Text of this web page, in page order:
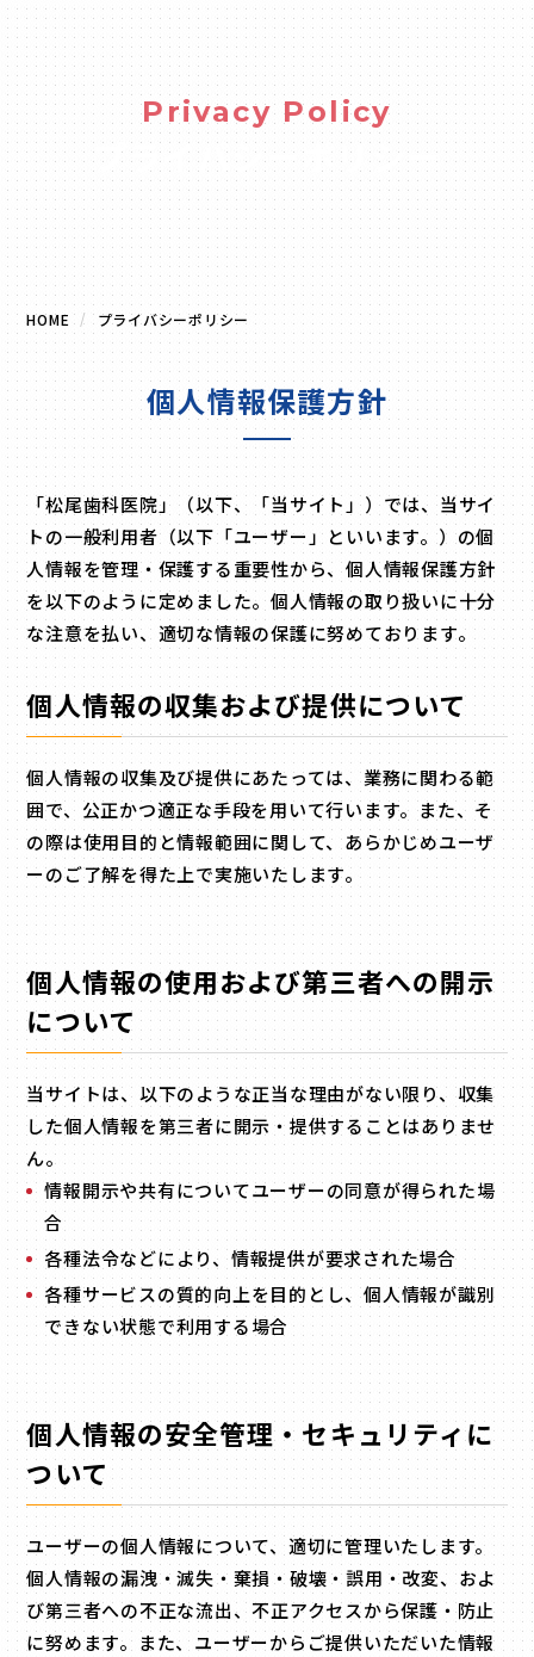
Privacy Policy
プライバシーポリシー
HOME プライバシーポリシー
個人情報保護方針
「松尾歯科医院」（以下、「当サイト」）では、当サイ
トの一般利用者（以下「ユーザー」といいます。）の個
人情報を管理・保護する重要性から、個人情報保護方針
を以下のように定めました。個人情報の取り扱いに十分
な注意を払い、適切な情報の保護に努めております。
個人情報の収集および提供について
個人情報の収集及び提供にあたっては、業務に関わる範
囲で、公正かつ適正な手段を用いて行います。また、そ
の際は使用目的と情報範囲に関して、あらかじめユーザ
ーのご了解を得た上で実施いたします。
個人情報の使用および第三者への開示
について
当サイトは、以下のような正当な理由がない限り、収集
した個人情報を第三者に開示・提供することはありませ
ん。
情報開示や共有についてユーザーの同意が得られた場
合
各種法令などにより、情報提供が要求された場合
各種サービスの質的向上を目的とし、個人情報が識別
できない状態で利用する場合
個人情報の安全管理・セキュリティに
ついて
ユーザーの個人情報について、適切に管理いたします。
個人情報の漏洩・滅失・棄損・破壊・誤用・改変、およ
び第三者への不正な流出、不正アクセスから保護・防止
に努めます。また、ユーザーからご提供いただいた情報